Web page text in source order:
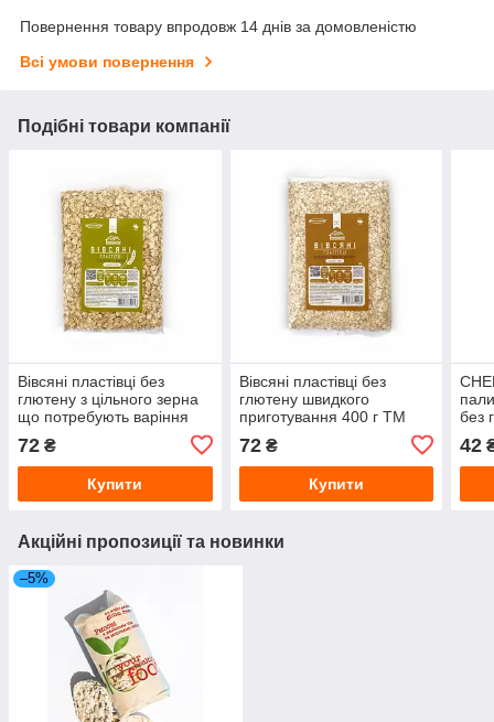
Повернення товару впродовж 14 днів за домовленістю
Всі умови повернення
Подібні товари компанії
Вівсяні пластівці без
глютену з цільного зерна
що потребують варіння
Generation
72 ₴
Купити
Вівсяні пластівці без
глютену швидкого
приготування 400 г TM
72₴
Купити
без
42
Акційні пропозиції та новинки
–5%